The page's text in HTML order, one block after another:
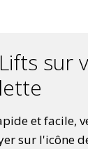
et facile,
sur l'icône